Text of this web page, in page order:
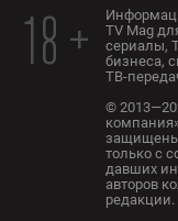
18 +
TV Mag
сериалы,
бизнеса,
ТВ-
©
только с
давших
авторов
редакции.